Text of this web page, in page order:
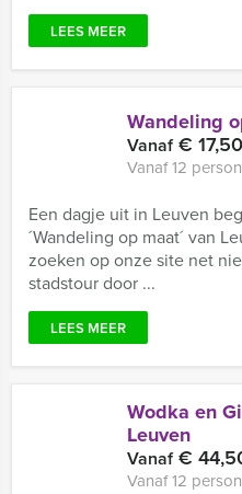
LEES MEER
Wandeling
Vanaf€ 17,50
Vanaf 12
Een dagje uit in Leuven
´Wandeling op maat´ van
zoeken op onze site net
stadstour door ...
LEES MEER
Wodka en
Leuven
Vanaf€
Vanaf 12